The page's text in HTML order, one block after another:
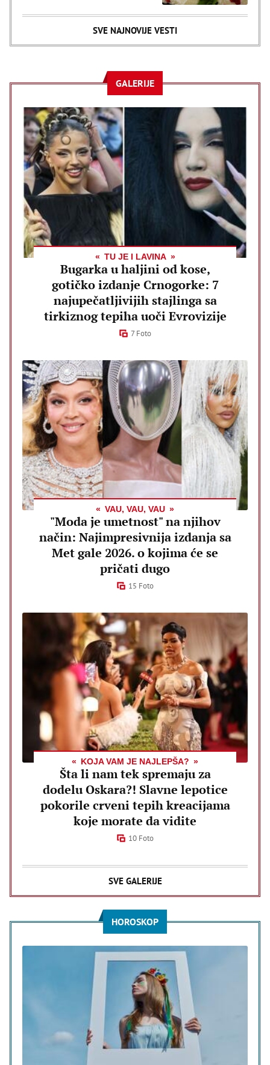
SVE NAJNOVIJE VESTI
GALERIJE
TU JE I LAVINA
Bugarka u haljini od kose,
gotičko izdanje Crnogorke: 7
najupečatljivijih stajlinga sa
tirkiznog tepiha uoči Evrovizije
7 Foto
VAU, VAU, VAU
"Moda je umetnost" na njihov
način: Najimpresivnija izdanja sa
Met gale 2026. o kojima će se
pričati dugo
15 Foto
KOJA VAM JE NAJLEPŠA?
Šta li nam tek spremaju za
dodelu Oskara?! Slavne lepotice
pokorile crveni tepih kreacijama
koje morate da vidite
10 Foto
SVE GALERIJE
HOROSKOP